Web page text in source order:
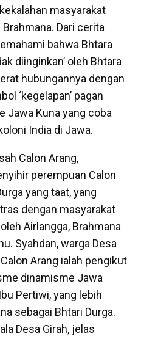
masyarakat
Dari cerita
bahwa Bhtara
diinginkan’ oleh Bhtara
hubungannya dengan
‘kegelapan’ pagan
Jawa Kuna yang coba
India di Jawa.
Calon Arang,
perempuan Calon
yang taat, yang
dengan masyarakat
Airlangga, Brahmana
Syahdan, warga Desa
Arang ialah pengikut
dinamisme Jawa
Pertiwi, yang lebih
sebagai Bhtari Durga.
Desa Girah, jelas